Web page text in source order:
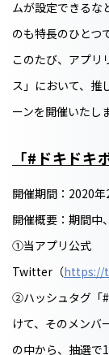
ムが設定できるな
のも特長のひとつ
このたび、アプリ
ス」において、推
ーンを開催いたし
「#ドキドキ
開催期間：2020年
開催概要：期間中、
①当アプリ公式
Twitter（https://
②ハッシュタグ「
けて、そのメンバ
の中から、抽選で